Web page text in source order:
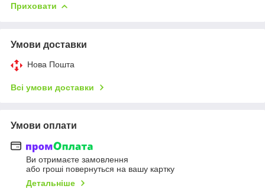
Приховати
Умови доставки
Нова Пошта
Всі умови доставки
Умови оплати
Ви отримаєте замовлення
або гроші повернуться на вашу картку
Детальніше